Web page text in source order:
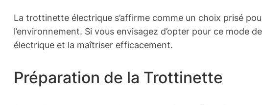
La trottinette électrique s’affirme comme un choix prisé
l’environnement. Si vous envisagez d’opter pour ce
électrique et la maîtriser efficacement.
Préparation de la Trottinette